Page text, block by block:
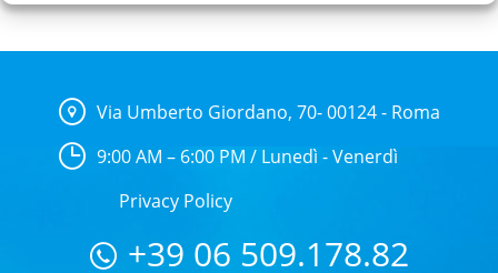
Via Umberto Giordano, 70- 00124 - Roma
9:00 AM – 6:00 PM / Lunedì - Venerdì
Privacy Policy
+39 06 509.178.82